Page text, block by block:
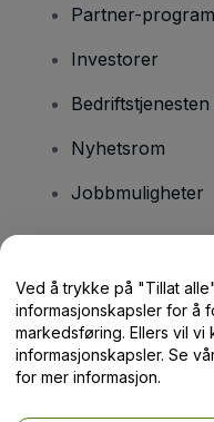
Partner-program
Investorer
Bedriftstjenesten
Nyhetsrom
Jobbmuligheter
Hjelpesenter /
Ved å trykke på "Tillat
informasjonskapsler for å
markedsføring. Ellers vil
informasjonskapsler. Se
for mer informasjon.